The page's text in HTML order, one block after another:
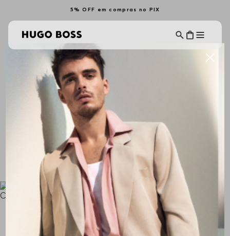
5% OFF em compras no PIX